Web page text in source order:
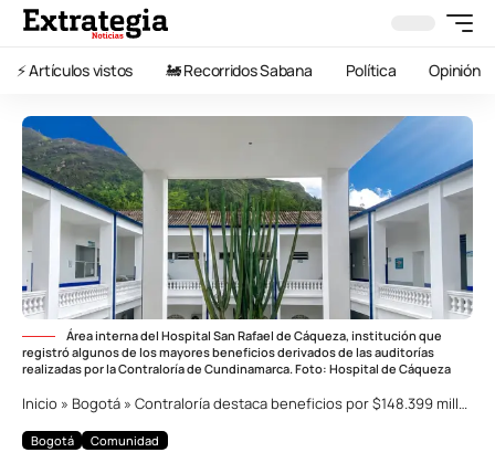
⚡️ Artículos vistos 🚂 Recorridos Sabana Política Opinión
Área interna del Hospital San Rafael de Cáqueza, institución que
registró algunos de los mayores beneficios derivados de las auditorías
realizadas por la Contraloría de Cundinamarca. Foto: Hospital de Cáqueza
Inicio » Bogotá » Contraloría destaca beneficios por $148.399 millones tras auditorías a entidades públicas de Cundinamarca
Bogotá Comunidad